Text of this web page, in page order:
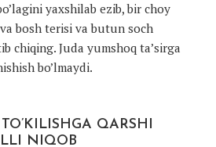
yaxshilab ezib, bir choy
bosh terisi va butun soch
chiqing. Juda yumshoq ta’sirga
bo’lmaydi.
QARSHI
NIQOB